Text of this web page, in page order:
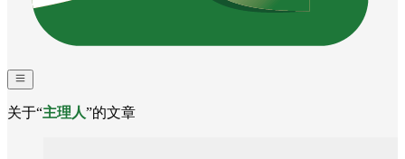
关于“主理人”的文章